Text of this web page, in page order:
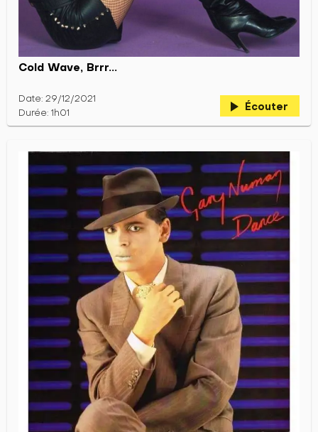
Cold Wave, Brrr...
Date: 29/12/2021
Durée: 1h01
play_arrow Écouter